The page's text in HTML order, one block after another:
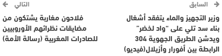
السابق
وزير التجهيز والماء يتفقد أشغال
بناء سد تلي على “واد لخضر”
ويدشن الطريق الجهوية 304
الرابطة بين أفورار وأزيلال(فيديو)
التالي
فلاحون مغاربة يشتكون من
مضايقات نظرائهم الأوروبيين
للصادرات المغربية (رسالة الأمة)